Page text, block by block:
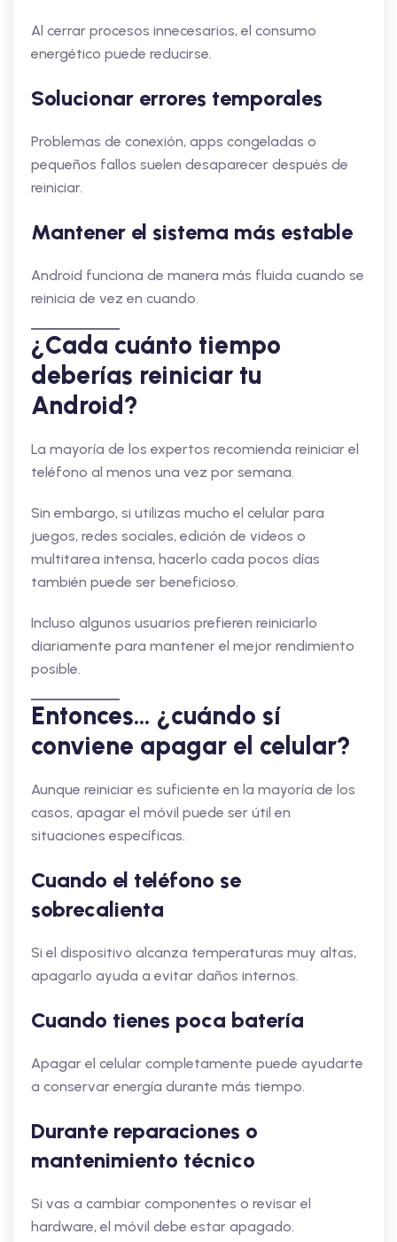
Al cerrar procesos innecesarios, el consumo
energético puede reducirse.
Solucionar errores temporales
Problemas de conexión, apps congeladas o
pequeños fallos suelen desaparecer después de
reiniciar.
Mantener el sistema más estable
Android funciona de manera más fluida cuando se
reinicia de vez en cuando.
¿Cada cuánto tiempo
deberías reiniciar tu
Android?
La mayoría de los expertos recomienda reiniciar el
teléfono al menos una vez por semana.
Sin embargo, si utilizas mucho el celular para
juegos, redes sociales, edición de videos o
multitarea intensa, hacerlo cada pocos días
también puede ser beneficioso.
Incluso algunos usuarios prefieren reiniciarlo
diariamente para mantener el mejor rendimiento
posible.
Entonces… ¿cuándo sí
conviene apagar el celular?
Aunque reiniciar es suficiente en la mayoría de los
casos, apagar el móvil puede ser útil en
situaciones específicas.
Cuando el teléfono se
sobrecalienta
Si el dispositivo alcanza temperaturas muy altas,
apagarlo ayuda a evitar daños internos.
Cuando tienes poca batería
Apagar el celular completamente puede ayudarte
a conservar energía durante más tiempo.
Durante reparaciones o
mantenimiento técnico
Si vas a cambiar componentes o revisar el
hardware, el móvil debe estar apagado.